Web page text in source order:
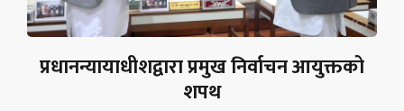
प्रधानन्यायाधीशद्वारा प्रमुख निर्वाचन आयुक्तको
शपथ